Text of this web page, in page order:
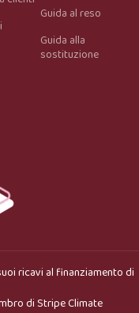
Guida al reso
Guida alla
sostituzione
ricavi al finanziamento di
diStripe Climate